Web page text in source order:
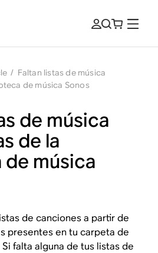
/ Faltan listas de música
de música Sonos
de música
de la
música
de canciones a partir de
presentes en tu carpeta de
falta alguna de tus listas de